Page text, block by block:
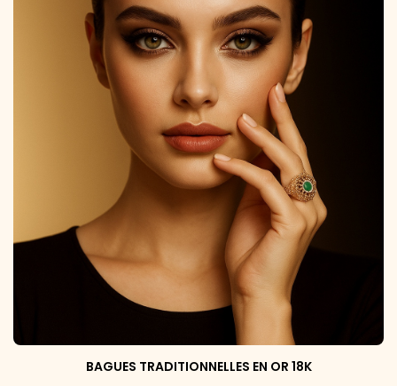
BAGUES TRADITIONNELLES EN OR 18K